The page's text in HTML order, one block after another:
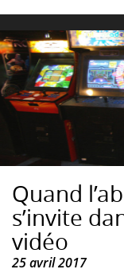
Quand
s’invite
vidéo
25 avril 2017